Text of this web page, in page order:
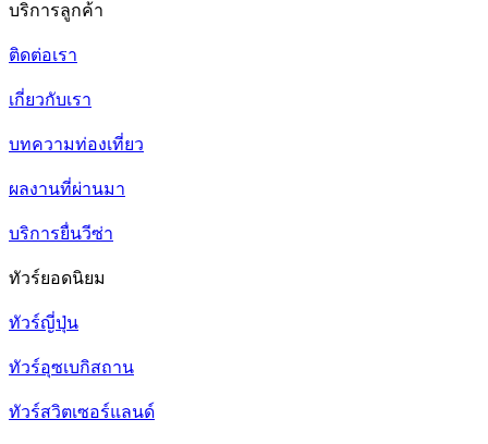
บริการลูกค้า
ติดต่อเรา
เกี่ยวกับเรา
บทความท่องเที่ยว
ผลงานที่ผ่านมา
บริการยื่นวีซ่า
ทัวร์ยอดนิยม
ทัวร์ญี่ปุ่น
ทัวร์อุซเบกิสถาน
ทัวร์สวิตเซอร์แลนด์